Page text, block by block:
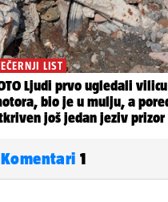
Komentari 1